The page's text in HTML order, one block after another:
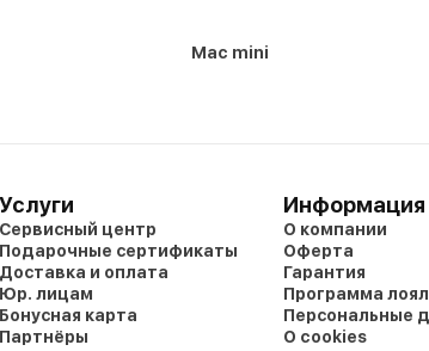
Mac mini
Услуги
Сервисный центр
Подарочные сертификаты
Доставка и оплата
Юр. лицам
Бонусная карта
Партнёры
Информация
О компании
Оферта
Гарантия
Программа
Персональные
О cookies